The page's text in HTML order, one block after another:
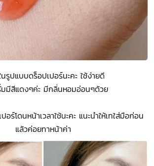
นรูปแบบดร็อปเปอร์นะคะ ใช้ง่ายดี
มมีสีแดงๆค่ะ มีกลิ่นหอมอ่อนๆด้วย
อร์โดนหน้าเวลาใช้นะคะ แนะนำให้เทใส่มือก่อน
แล้วค่อยทาหน้าค่า